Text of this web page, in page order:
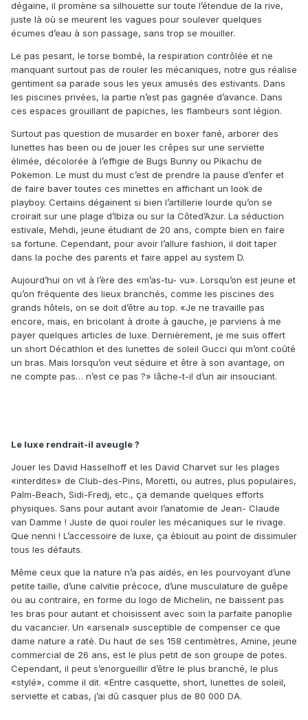
dégaine, il promène sa silhouette sur toute l’étendue de la rive,
juste là où se meurent les vagues pour soulever quelques
écumes d’eau à son passage, sans trop se mouiller.
Le pas pesant, le torse bombé, la respiration contrôlée et ne
manquant surtout pas de rouler les mécaniques, notre gus réalise
gentiment sa parade sous les yeux amusés des estivants. Dans
les piscines privées, la partie n’est pas gagnée d’avance. Dans
ces espaces grouillant de papiches, les flambeurs sont légion.
Surtout pas question de musarder en boxer fané, arborer des
lunettes has been ou de jouer les crêpes sur une serviette
élimée, décolorée à l’effigie de Bugs Bunny ou Pikachu de
Pokemon. Le must du must c’est de prendre la pause d’enfer et
de faire baver toutes ces minettes en affichant un look de
playboy. Certains dégainent si bien l’artillerie lourde qu’on se
croirait sur une plage d’Ibiza ou sur la Côted’Azur. La séduction
estivale, Mehdi, jeune étudiant de 20 ans, compte bien en faire
sa fortune. Cependant, pour avoir l’allure fashion, il doit taper
dans la poche des parents et faire appel au system D.
Aujourd’hui on vit à l’ère des «m’as-tu- vu». Lorsqu’on est jeune et
qu’on fréquente des lieux branchés, comme les piscines des
grands hôtels, on se doit d’être au top. «Je ne travaille pas
encore, mais, en bricolant à droite à gauche, je parviens à me
payer quelques articles de luxe. Dernièrement, je me suis offert
un short Décathlon et des lunettes de soleil Gucci qui m’ont coûté
un bras. Mais lorsqu’on veut séduire et être à son avantage, on
ne compte pas… n’est ce pas ?» lâche-t-il d’un air insouciant.
Le luxe rendrait-il aveugle ?
Jouer les David Hasselhoff et les David Charvet sur les plages
«interdites» de Club-des-Pins, Moretti, ou autres, plus populaires,
Palm-Beach, Sidi-Fredj, etc., ça demande quelques efforts
physiques. Sans pour autant avoir l’anatomie de Jean- Claude
van Damme ! Juste de quoi rouler les mécaniques sur le rivage.
Que nenni ! L’accessoire de luxe, ça éblouit au point de dissimuler
tous les défauts.
Même ceux que la nature n’a pas aidés, en les pourvoyant d’une
petite taille, d’une calvitie précoce, d’une musculature de guêpe
ou au contraire, en forme du logo de Michelin, ne baissent pas
les bras pour autant et choisissent avec soin la parfaite panoplie
du vacancier. Un «arsenal» susceptible de compenser ce que
dame nature a raté. Du haut de ses 158 centimètres, Amine, jeune
commercial de 26 ans, est le plus petit de son groupe de potes.
Cependant, il peut s’enorgueillir d’être le plus branché, le plus
«stylé», comme il dit. «Entre casquette, short, lunettes de soleil,
serviette et cabas, j’ai dû casquer plus de 80 000 DA.